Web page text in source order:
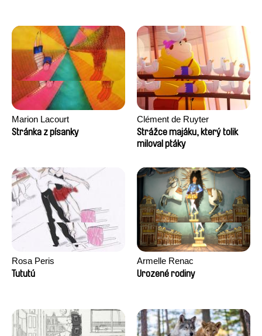
Marion Lacourt
Stránka z písanky
Clément de Ruyter
Strážce majáku, který tolik
miloval ptáky
Rosa Peris
Tututú
Armelle Renac
Urozené rodiny